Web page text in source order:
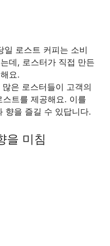
일 로스트 커피는 소비
데, 로스터가 직접 만든
요.
많은 로스터들이 고객의
트를 제공해요. 이를
향을 즐길 수 있답니다.
을 미침